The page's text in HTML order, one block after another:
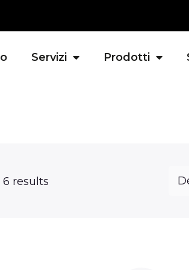
Servizi Prodotti
results